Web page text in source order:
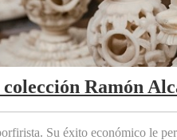
Ramón
Su éxito económico le